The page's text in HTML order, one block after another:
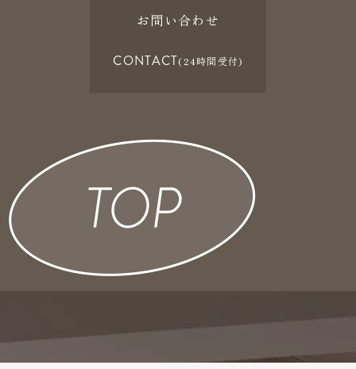
お問い合わせ
CONTACT(24時間受付)